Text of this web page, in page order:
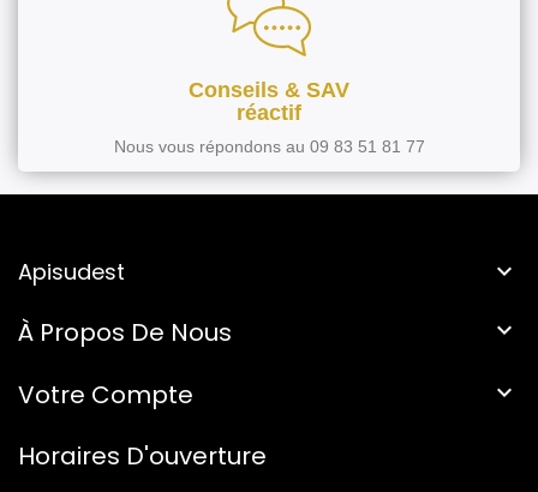
Conseils & SAV
réactif
Nous vous répondons au 09 83 51 81 77
Apisudest 
À Propos De Nous 
Votre Compte 
Horaires D'ouverture